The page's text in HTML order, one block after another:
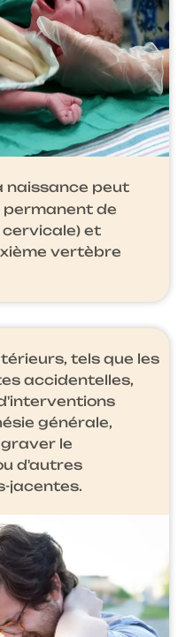
naissance peut
de
et
vertèbre
tels que les
accidentelles,
générale,
le
d'autres
jacentes.